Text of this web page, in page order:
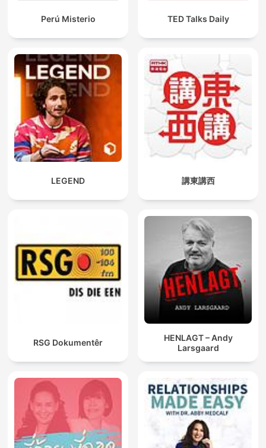
Perú Misterio TED Talks Daily
LEGEND 講東講西
RSG Dokumentêr
HENLAGT – Andy
Larsgaard